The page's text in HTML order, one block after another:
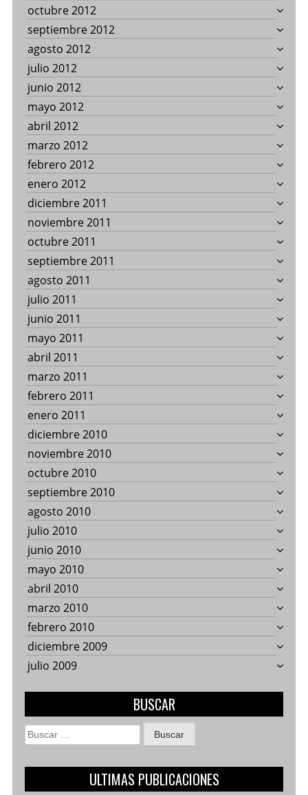
octubre 2012
septiembre 2012
agosto 2012
julio 2012
junio 2012
mayo 2012
abril 2012
marzo 2012
febrero 2012
enero 2012
diciembre 2011
noviembre 2011
octubre 2011
septiembre 2011
agosto 2011
julio 2011
junio 2011
mayo 2011
abril 2011
marzo 2011
febrero 2011
enero 2011
diciembre 2010
noviembre 2010
octubre 2010
septiembre 2010
agosto 2010
julio 2010
junio 2010
mayo 2010
abril 2010
marzo 2010
febrero 2010
diciembre 2009
julio 2009
BUSCAR
Buscar:
ULTIMAS PUBLICACIONES